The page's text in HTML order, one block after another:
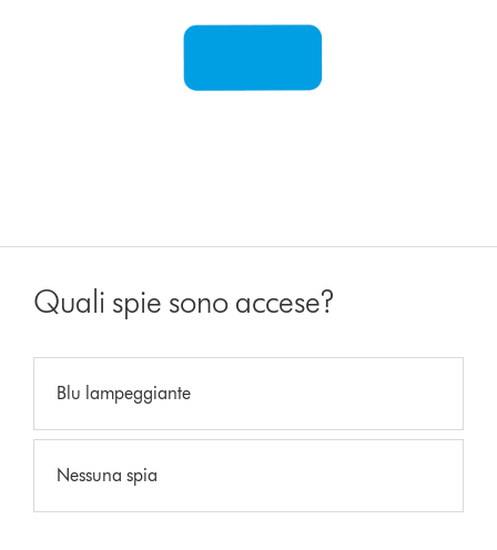
Quali spie sono accese?
Blu lampeggiante
Nessuna spia